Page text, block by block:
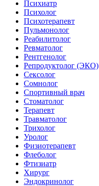
Психиатр
Психолог
Психотерапевт
Пульмонолог
Реабилитолог
Ревматолог
Рентгенолог
Репродуктолог (ЭКО)
Сексолог
Сомнолог
Спортивный врач
Стоматолог
Терапевт
Травматолог
Трихолог
Уролог
Физиотерапевт
Флеболог
Фтизиатр
Хирург
Эндокринолог